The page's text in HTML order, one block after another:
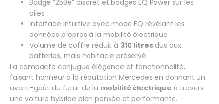
Badge “250e” discret et badges EQ Power sur les
ailes
Interface intuitive avec mode EQ révélant les
données propres à la mobilité électrique
Volume de coffre réduit à 310 litres dus aux
batteries, mais habitacle préservé
La compacte conjugue élégance et fonctionnalité,
faisant honneur à la réputation Mercedes en donnant un
avant-goût du futur de la mobilité électrique à travers
une voiture hybride bien pensée et performante.